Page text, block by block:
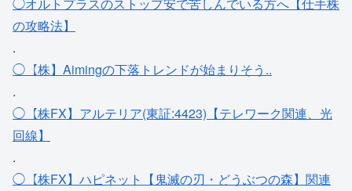
◯オルトプラスのストップ安で苦しんでいる方へ【仕手株
の攻略法】
.
◯【株】Aimingの下落トレンドが始まりそう..
.
◯【株FX】アルテリア(東証:4423)【テレワーク関連、光
回線】
.
◯【株FX】ハピネット【鬼滅の刃・どうぶつの森】関連